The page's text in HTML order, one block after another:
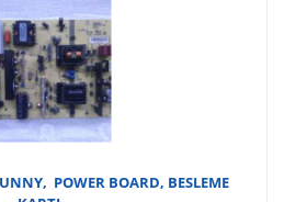
POWER BOARD, BESLEME